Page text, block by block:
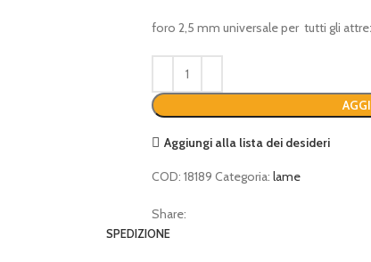
foro 2,5 mm universale per tutti gli
Aggiungi alla lista dei desideri
COD: 18189 Categoria: lame
Share:
SPEDIZIONE